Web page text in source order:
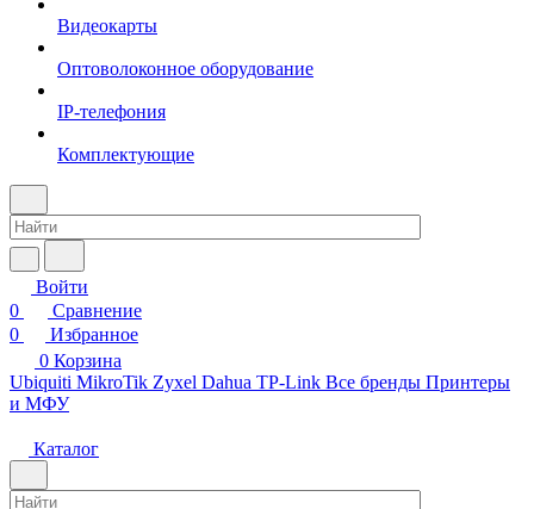
Видеокарты
Оптоволоконное оборудование
IP-телефония
Комплектующие
Войти
0
Сравнение
0
Избранное
0 Корзина
Ubiquiti MikroTik Zyxel Dahua TP-Link Все бренды Принтеры
и МФУ
Каталог